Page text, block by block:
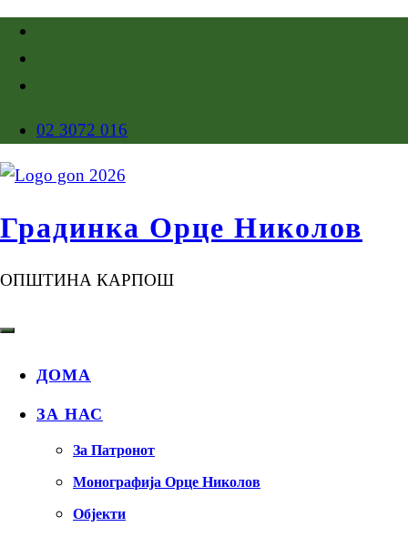
02 3072 016
Градинка Орце Николов
ОПШТИНА КАРПОШ
ДОМА
ЗА НАС
За Патронот
Монографија Орце Николов
Објекти